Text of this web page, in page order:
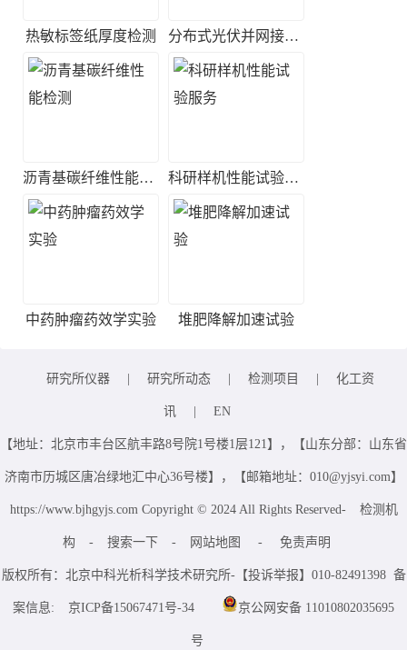
热敏标签纸厚度检测 分布式光伏并网接入测试
沥青基碳纤维性能检测 科研样机性能试验服务
中药肿瘤药效学实验 堆肥降解加速试验
研究所仪器 研究所动态 检测项目 化工资
讯 EN
【地址：北京市丰台区航丰路8号院1号楼1层121】，【山东分部：山东省
济南市历城区唐冶绿地汇中心36号楼】，【邮箱地址：010@yjsyi.com】
https://www.bjhgyjs.com Copyright © 2024 All Rights Reserved- 检测机
构 - 搜索一下 - 网站地图 - 免责声明
版权所有：北京中科光析科学技术研究所-【投诉举报】010-82491398 备
案信息: 京ICP备15067471号-34 京公网安备 11010802035695
号